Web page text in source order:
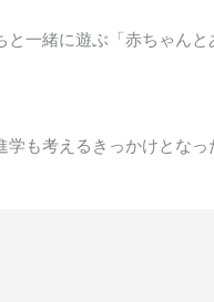
一緒に遊ぶ「赤ちゃんと
も考えるきっかけとなっ